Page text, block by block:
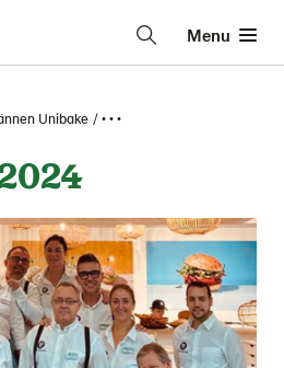
Menu
Unibake • • •